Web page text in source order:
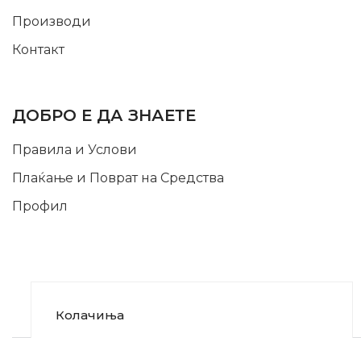
Производи
Контакт
ДОБРО Е ДА ЗНАЕТЕ
Правила и Услови
Плаќање и Поврат на Средства
Профил
Колачиња